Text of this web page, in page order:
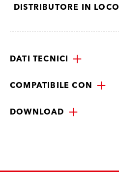
DISTRIBUTORE IN LOCO
DATI TECNICI
COMPATIBILE CON
DOWNLOAD